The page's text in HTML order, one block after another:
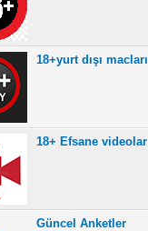
18+yurt dışı macları
18+ Efsane videolar
Güncel Anketler